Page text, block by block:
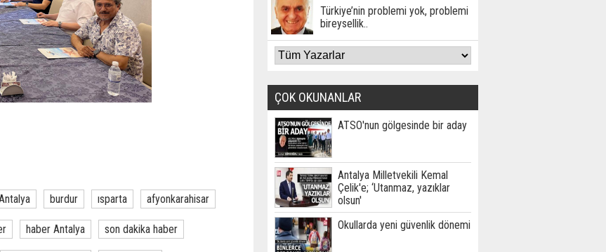
burdur ısparta afyonkarahisar
haber Antalya son dakika haber
Türkiye’nin problemi yok, problemi
bireysellik..
ÇOK OKUNANLAR
ATSO'nun gölgesinde bir aday
Antalya Milletvekili Kemal
Çelik'e; ‘Utanmaz, yazıklar
olsun'
Okullarda yeni güvenlik dönemi